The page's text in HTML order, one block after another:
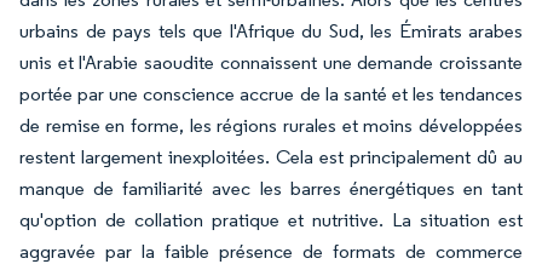
urbains de pays tels que l'Afrique du Sud, les Émirats arabes
unis et l'Arabie saoudite connaissent une demande croissante
portée par une conscience accrue de la santé et les tendances
de remise en forme, les régions rurales et moins développées
restent largement inexploitées. Cela est principalement dû au
manque de familiarité avec les barres énergétiques en tant
qu'option de collation pratique et nutritive. La situation est
aggravée par la faible présence de formats de commerce